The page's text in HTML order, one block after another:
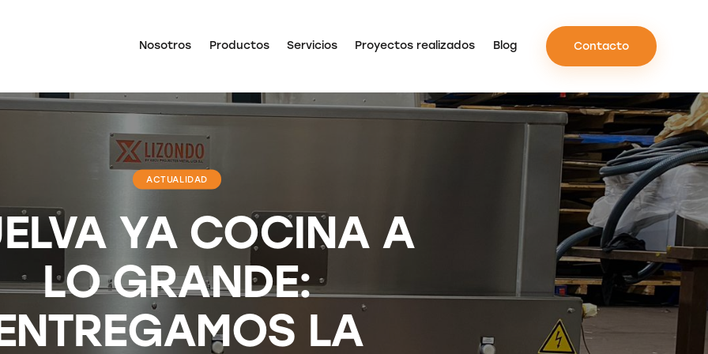
Nosotros Productos Servicios Proyectos realizados Blog Contacto
ACTUALIDAD
YA COCINA A
LO GRANDE:
LA